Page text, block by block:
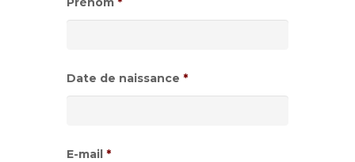
Date de naissance *
de
E-mail *